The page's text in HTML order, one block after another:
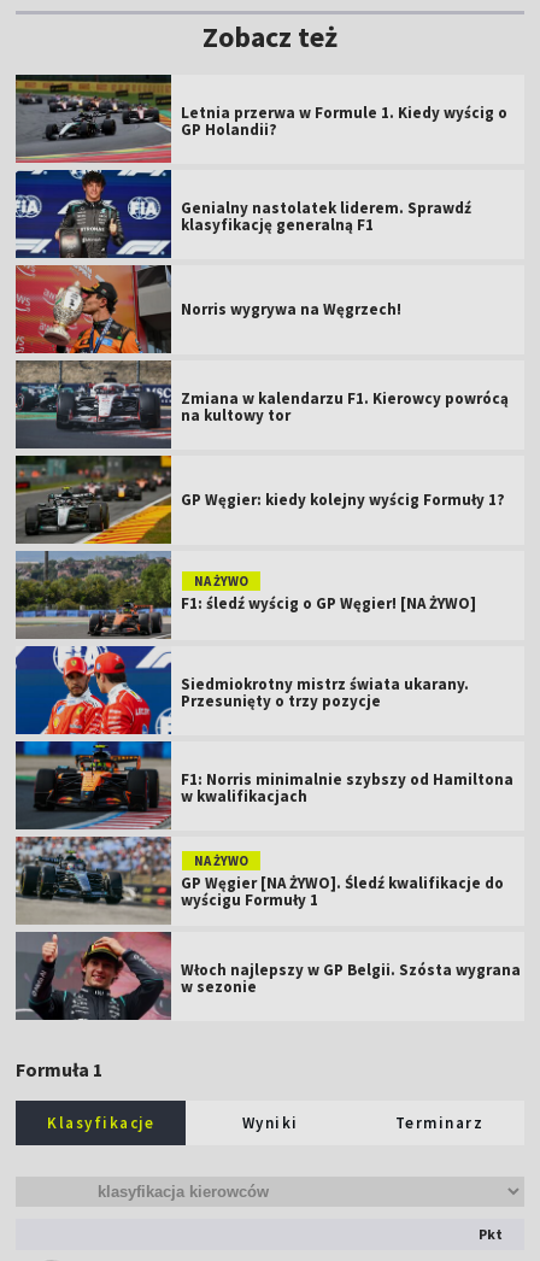
Zobacz też
Letnia przerwa w Formule 1. Kiedy wyścig o
GP Holandii?
Genialny nastolatek liderem. Sprawdź
klasyfikację generalną F1
Norris wygrywa na Węgrzech!
Zmiana w kalendarzu F1. Kierowcy powrócą
na kultowy tor
GP Węgier: kiedy kolejny wyścig Formuły 1?
NA ŻYWO
F1: śledź wyścig o GP Węgier! [NA ŻYWO]
Siedmiokrotny mistrz świata ukarany.
Przesunięty o trzy pozycje
F1: Norris minimalnie szybszy od Hamiltona
w kwalifikacjach
NA ŻYWO
GP Węgier [NA ŻYWO]. Śledź kwalifikacje do
wyścigu Formuły 1
Włoch najlepszy w GP Belgii. Szósta wygrana
w sezonie
Formuła 1
Klasyfikacje Wyniki Terminarz
Pkt